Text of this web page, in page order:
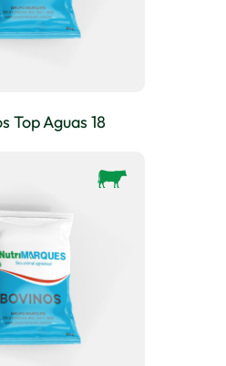
Top Aguas 18